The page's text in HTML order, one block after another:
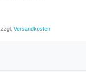
zzgl.Versandkosten